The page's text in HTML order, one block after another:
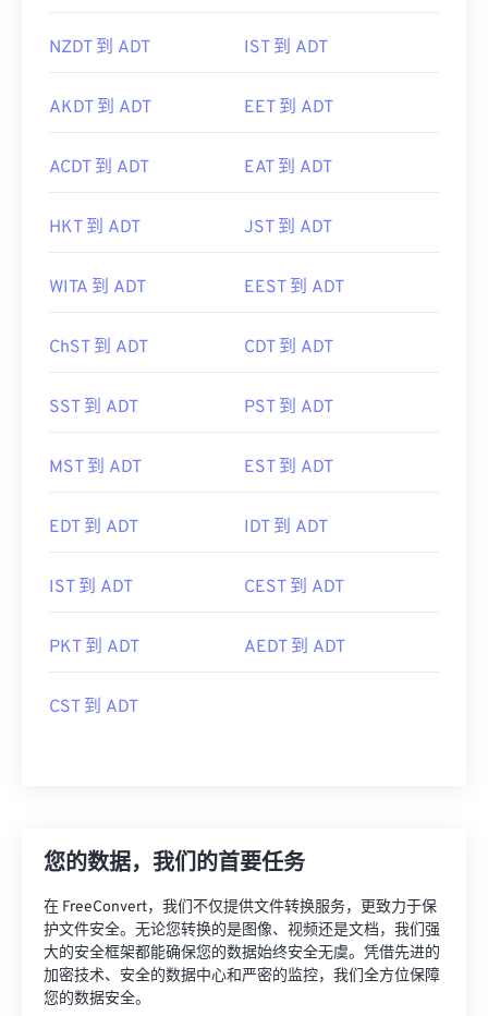
NZDT 到 ADT IST 到 ADT
AKDT 到 ADT EET 到 ADT
ACDT 到 ADT EAT 到 ADT
HKT 到 ADT JST 到 ADT
WITA 到 ADT EEST 到 ADT
ChST 到 ADT CDT 到 ADT
SST 到 ADT PST 到 ADT
MST 到 ADT EST 到 ADT
EDT 到 ADT IDT 到 ADT
IST 到 ADT CEST 到 ADT
PKT 到 ADT AEDT 到 ADT
CST 到 ADT
您的数据，我们的首要任务
在 FreeConvert，我们不仅提供文件转换服务，更致力于保
护文件安全。无论您转换的是图像、视频还是文档，我们强
大的安全框架都能确保您的数据始终安全无虞。凭借先进的
加密技术、安全的数据中心和严密的监控，我们全方位保障
您的数据安全。